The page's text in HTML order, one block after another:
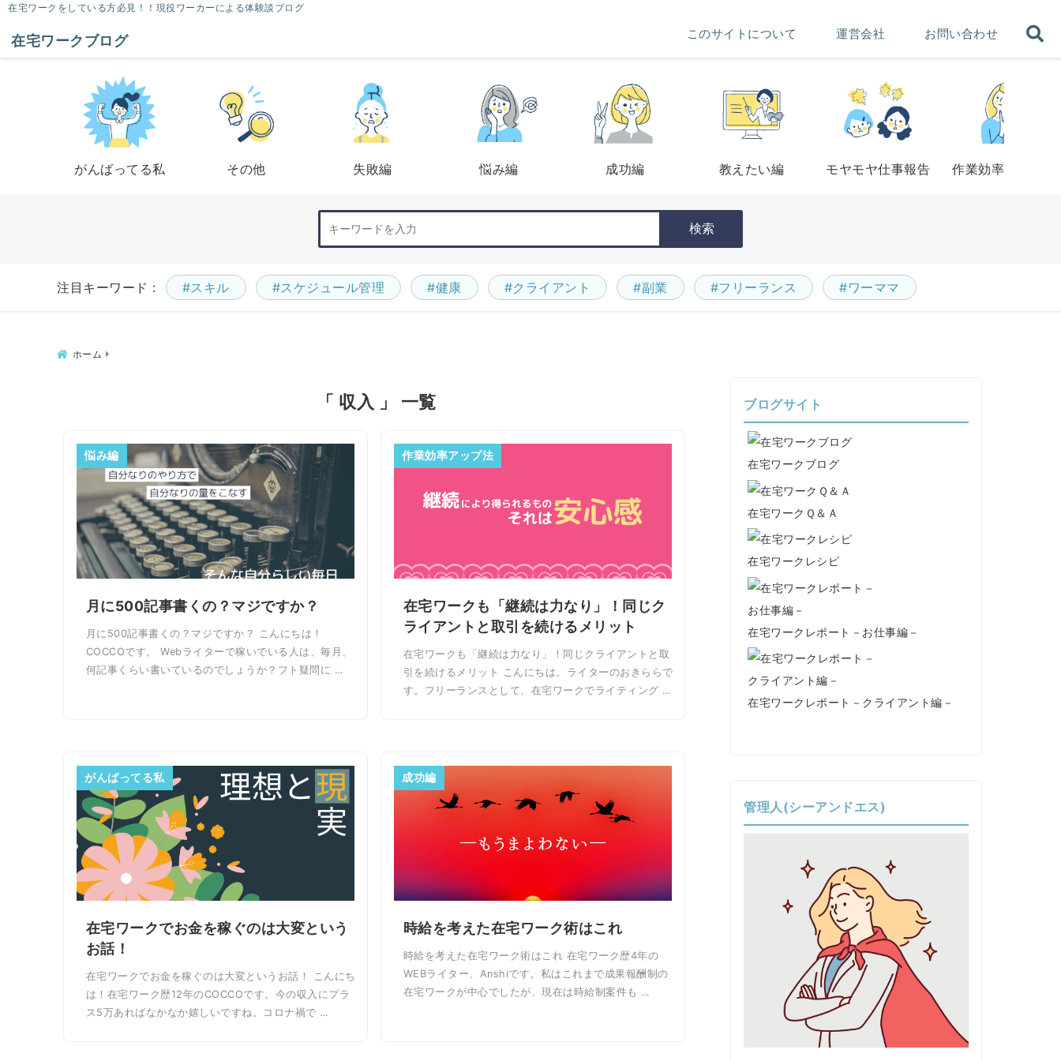
在宅ワークをしている方必見！！現役ワーカーによる体験談ブログ
在宅ワークブログ このサイトについて 運営会社 お問い合わせ
がんばってる私 その他 失敗編 悩み編 成功編 教えたい編 モヤモヤ仕事報告 作業効率アップ法
検索
注目キーワード : #スキル #スケジュール管理 #健康 #クライアント #副業 #フリーランス #ワーママ
ホーム
「 収入 」 一覧
悩み編
月に500記事書くの？マジですか？
月に500記事書くの？マジですか？ こんにちは！
COCCOです。 Webライターで稼いでいる人は、毎月、
何記事くらい書いているのでしょうか？フト疑問に …
作業効率アップ法
在宅ワークも「継続は力なり」！同じク
ライアントと取引を続けるメリット
在宅ワークも「継続は力なり」！同じクライアントと取
引を続けるメリット こんにちは。ライターのおきららで
す。フリーランスとして、在宅ワークでライティング …
がんばってる私
在宅ワークでお金を稼ぐのは大変という
お話！
在宅ワークでお金を稼ぐのは大変というお話！ こんにち
は！在宅ワーク歴12年のCOCCOです。今の収入にプラ
ス5万あればなかなか嬉しいですね。コロナ禍で …
成功編
時給を考えた在宅ワーク術はこれ
時給を考えた在宅ワーク術はこれ 在宅ワーク歴4年の
WEBライター、Anshiです。私はこれまで成果報酬制の
在宅ワークが中心でしたが、現在は時給制案件も …
ブログサイト
在宅ワークブログ
在宅ワークＱ＆Ａ
在宅ワークレシピ
在宅ワークレポート－お仕事編－
在宅ワークレポート－クライアント編－
管理人(シーアンドエス)